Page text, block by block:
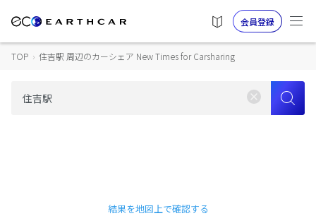
会員登録
TOP › 住吉駅 周辺のカーシェア New Times for Carsharing
結果を地図上で確認する